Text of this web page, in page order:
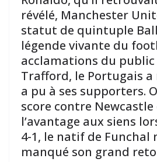
révélé, Manchester
statut de quintuple
légende vivante du
acclamations du public
Trafford, le Portugais a
a pu à ses supporters.
score contre
l’avantage aux siens
4-1, le natif de Funchal
manqué son grand